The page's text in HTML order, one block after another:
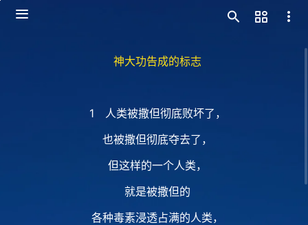
神大功告成的标志
1 人类被撒但彻底败坏了，
也被撒但彻底夺去了，
但这样的一个人类，
就是被撒但的
各种毒素浸透占满的人类，